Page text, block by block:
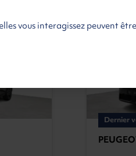
Dernier
vous interagissez peuvent